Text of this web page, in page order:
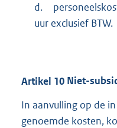
d.
uur exclusief BTW.
Artikel 10 Niet-
In aanvulling op de
genoemde kosten,